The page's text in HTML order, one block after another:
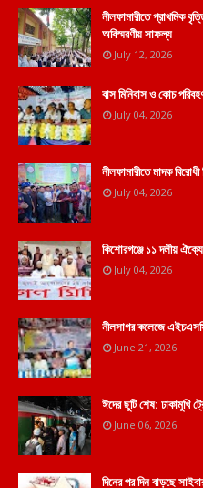
নীলফামারীতে প্রাথমিক
অবিস্মরণীয় সাফল্য
July 12, 2026
বাস মিনিবাস ও কোচ
July 04, 2026
নীলফামারীতে মাদক
July 04, 2026
কিশোরগঞ্জে ১১ দলীয়
July 04, 2026
নীলসাগর কলেজে এইচএসসি
June 21, 2026
ঈদের ছুটি শেষ: ঢাকামুখি
June 06, 2026
দিনের পর দিন বাড়ছে